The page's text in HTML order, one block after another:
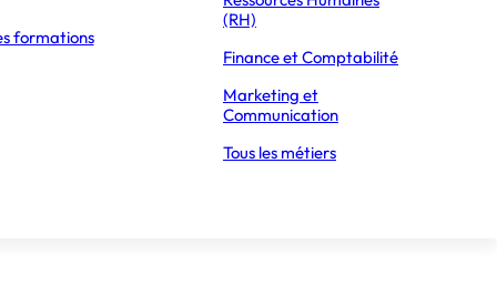
Partir à l’étranger
formations
(RH)
Finance et Comptabilité
Marketing et
Communication
Tous les métiers
des